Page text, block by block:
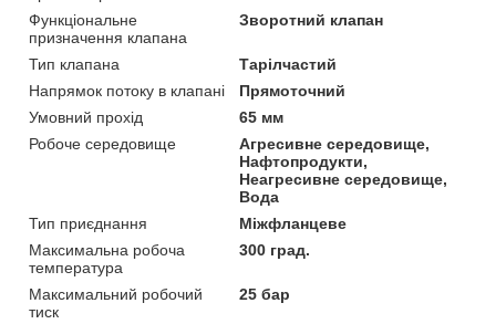
Функціональне
призначення клапана
Зворотний клапан
Тип клапана
Тарілчастий
Напрямок потоку в клапані
Прямоточний
Умовний прохід
65 мм
Робоче середовище
Агресивне середовище,
Нафтопродукти,
Неагресивне середовище,
Вода
Тип приєднання
Міжфланцеве
Максимальна робоча
температура
300 град.
Максимальний робочий
тиск
25 бар